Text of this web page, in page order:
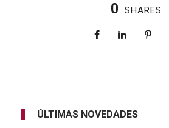
0 SHARES
ÚLTIMAS NOVEDADES